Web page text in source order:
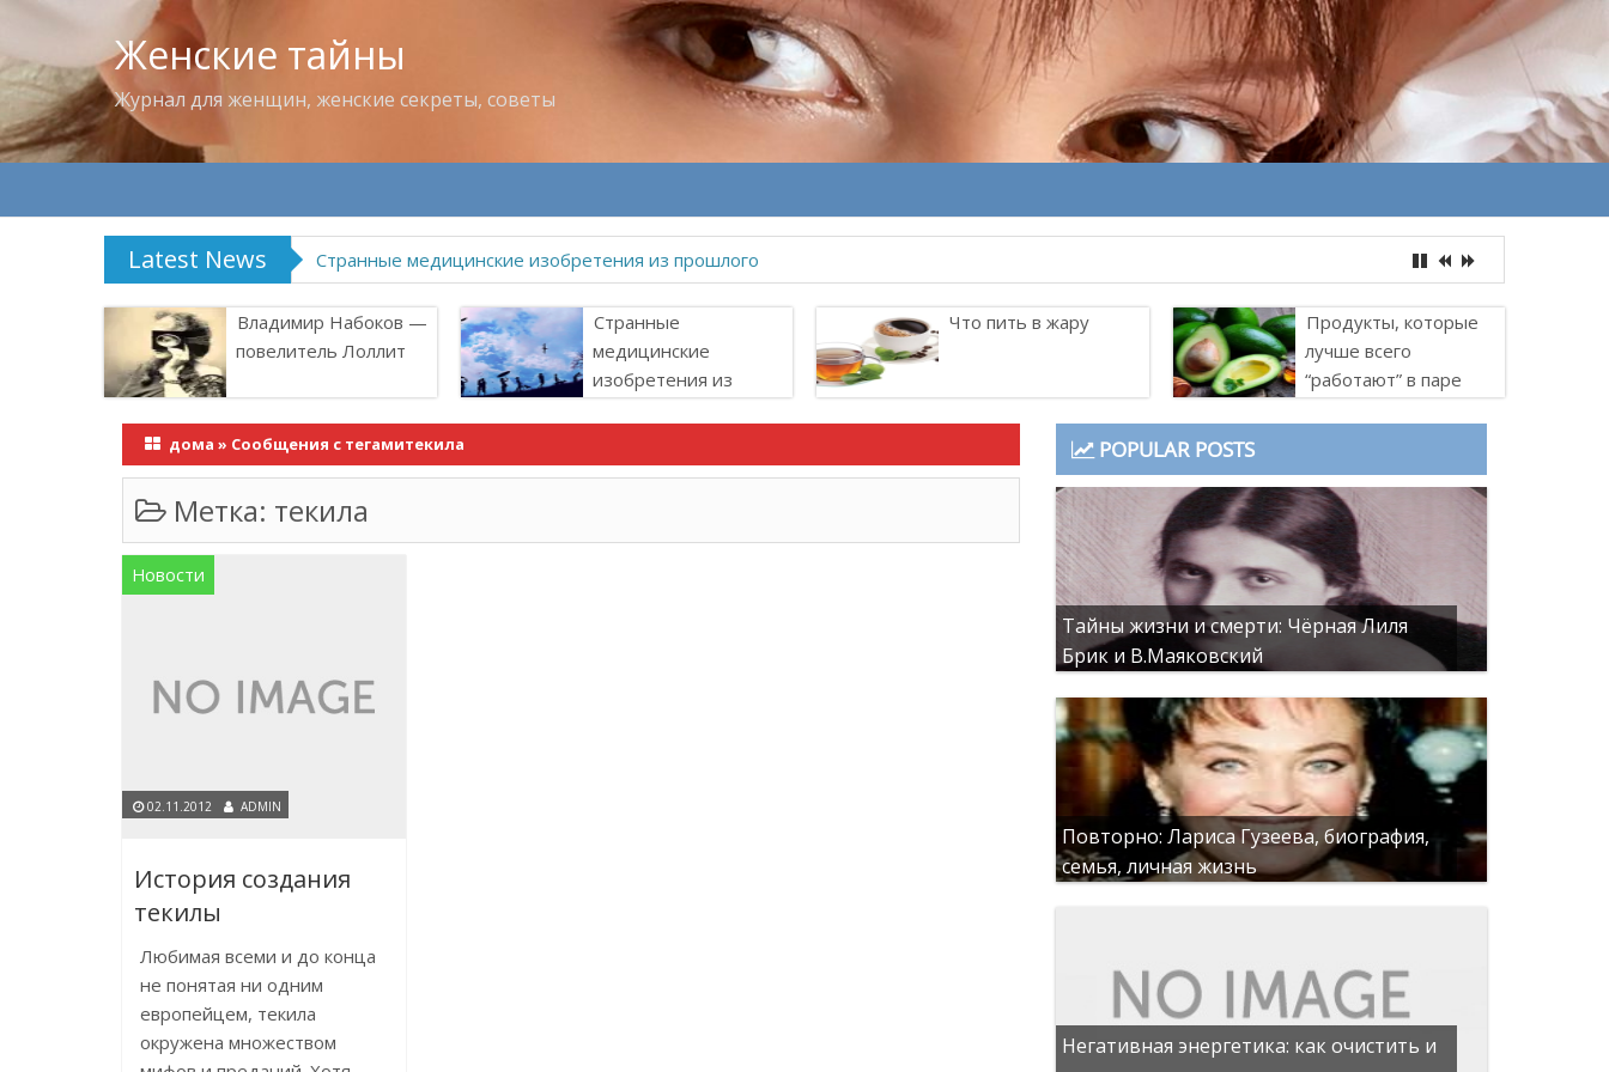
Женские тайны
Журнал для женщин, женские секреты, советы
Latest News Странные медицинские изобретения из прошлого
Владимир Набоков —
повелитель Лоллит
Странные
медицинские
изобретения из
Что пить в жару
Продукты, которые
лучше всего
“работают” в паре
дома » Сообщения с тегамитекила
Метка: текила
Новости
02.11.2012 ADMIN
История создания
текилы
Любимая всеми и до конца
не понятая ни одним
европейцем, текила
окружена множеством
POPULAR POSTS
Тайны жизни и смерти: Чёрная Лиля
Брик и В.Маяковский
Повторно: Лариса Гузеева, биография,
семья, личная жизнь
Негативная энергетика: как очистить и